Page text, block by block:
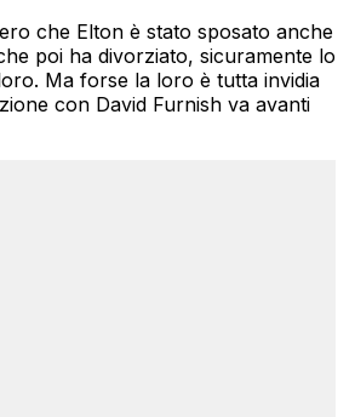
che Elton è stato sposato anche
poi ha divorziato, sicuramente lo
Ma forse la loro è tutta invidia
con David Furnish va avanti